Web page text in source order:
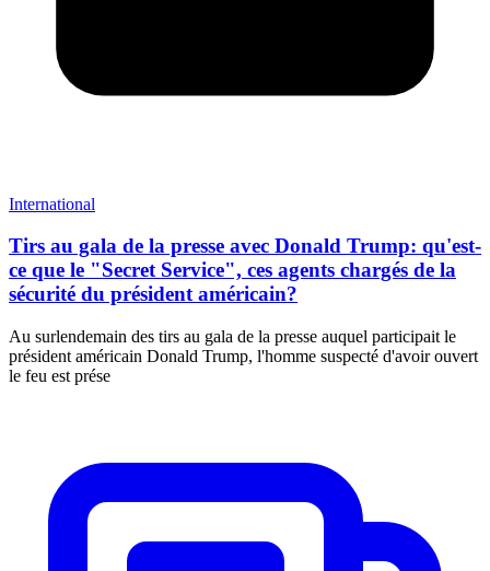
International
Tirs au gala de la presse avec Donald Trump: qu'est-
ce que le "Secret Service", ces agents chargés de la
sécurité du président américain?
Au surlendemain des tirs au gala de la presse auquel participait le
président américain Donald Trump, l'homme suspecté d'avoir ouvert
le feu est prése